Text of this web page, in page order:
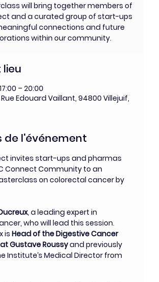
will bring together members of
and a curated group of start-ups
connections and future
within our community.
lieu
– 20:00
Rue Edouard Vaillant, 94800 Villejuif,
de l'événement
invites start-ups and pharmas
Connect Community to an
on colorectal cancer by
, a leading expert in
who will lead this session.
is Head of the Digestive Cancer
Gustave Roussy and previously
Institute’s Medical Director from